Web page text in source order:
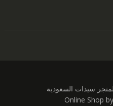
سيدات السعودية
Online Shop by